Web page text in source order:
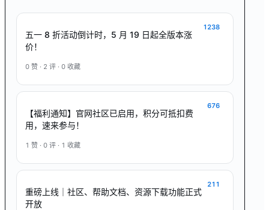
五一 8 折活动倒计时，5 月 19 日起全版本涨
价！
0 赞 · 2 评 · 0 收藏
1238
【福利通知】官网社区已启用，积分可抵扣费
用，速来参与！
1 赞 · 0 评 · 1 收藏
676
重磅上线｜社区、帮助文档、资源下载功能正式
开放
211